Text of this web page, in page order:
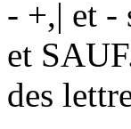
- +,| et -
et
des